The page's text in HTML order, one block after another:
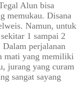
Alun bisa
memukau. Disana
Namun, untuk
1 sampai 2
perjalanan
mati yang memiliki
jurang yang curam
sangat sayang